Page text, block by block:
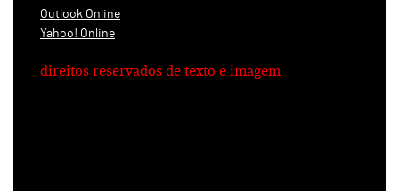
Outlook Online
Yahoo! Online
direitos reservados de texto e imagem